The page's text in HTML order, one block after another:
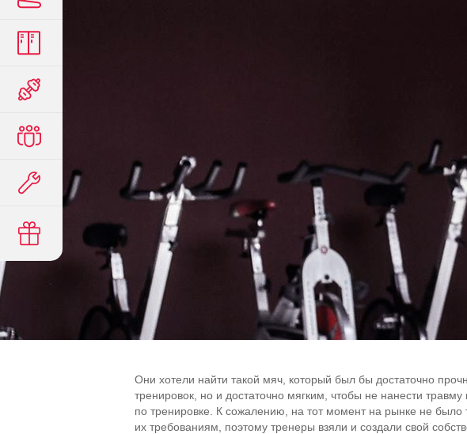
Они хотели найти такой мяч, который был бы достаточно
тренировок, но и достаточно мягким, чтобы не нанести
по тренировке. К сожалению, на тот момент на рынке не было
их требованиям, поэтому тренеры взяли и создали свой